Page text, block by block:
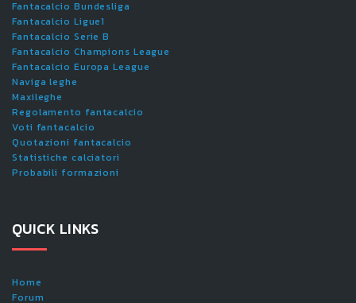
Fantacalcio Bundesliga
Fantacalcio Ligue1
Fantacalcio Serie B
Fantacalcio Champions League
Fantacalcio Europa League
Naviga leghe
Maxileghe
Regolamento fantacalcio
Voti fantacalcio
Quotazioni fantacalcio
Statistiche calciatori
Probabili formazioni
QUICK LINKS
Home
Forum